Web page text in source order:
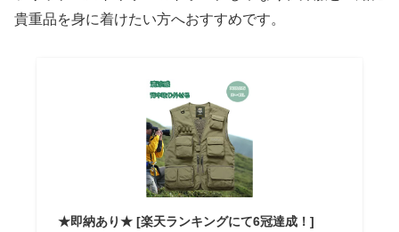
貴重品を身に着けたい方へおすすめです。
★即納あり★ [楽天ランキングにて6冠達成！]